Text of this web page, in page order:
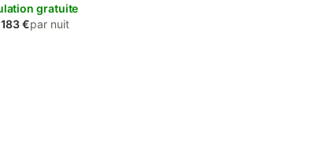
gratuite
183 €par nuit